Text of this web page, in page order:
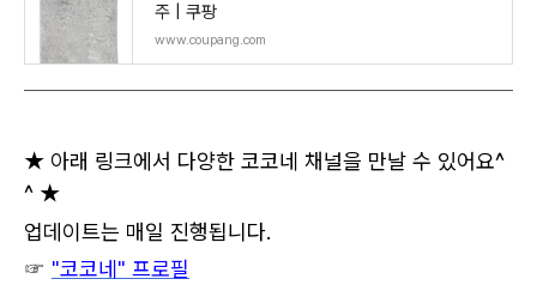
주 | 쿠팡
www.coupang.com
★ 아래 링크에서 다양한 코코네 채널을 만날 수 있어요^
^ ★
업데이트는 매일 진행됩니다.
☞ "코코네" 프로필